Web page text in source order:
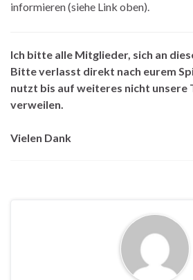
informieren (siehe Link oben).
Ich bitte alle Mitglieder, sich an
Bitte verlasst direkt nach eurem
nutzt bis auf weiteres nicht unsere
verweilen.
Vielen Dank